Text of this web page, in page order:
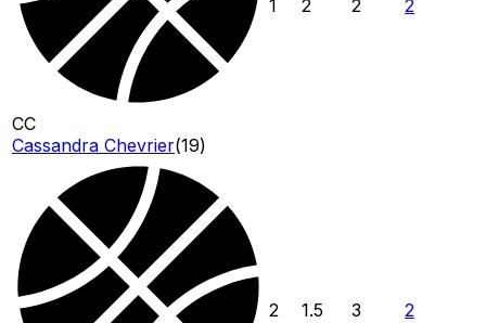
CC
Cassandra Chevrier(19)
1 2 2 2
2 1.5 3 2